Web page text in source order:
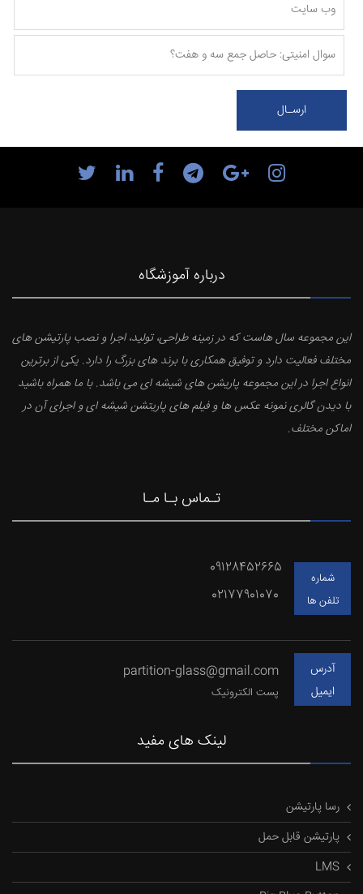
درباره آموزشگاه
این مجموعه سال هاست که در زمینه طراحی، تولید، اجرا و نصب پارتیشن های
مختلف فعالیت دارد و توفیق همکاری با برند های بزرگ را دارد. یکی از برترین
انواع اجرا در این مجموعه پاریشن های شیشه ای می باشد. با ما همراه باشید
با دیدن گالری نمونه عکس ها و فیلم های پاریتشن شیشه ای و اجرای آن در
اماکن مختلف.
تـماس بـا مـا
شماره
تلفن ها
09128452665
آدرس
ایمیل
پست الکترونیک
لینک های مفید
رسا پارتیشن
پارتیشن قابل حمل
LMS